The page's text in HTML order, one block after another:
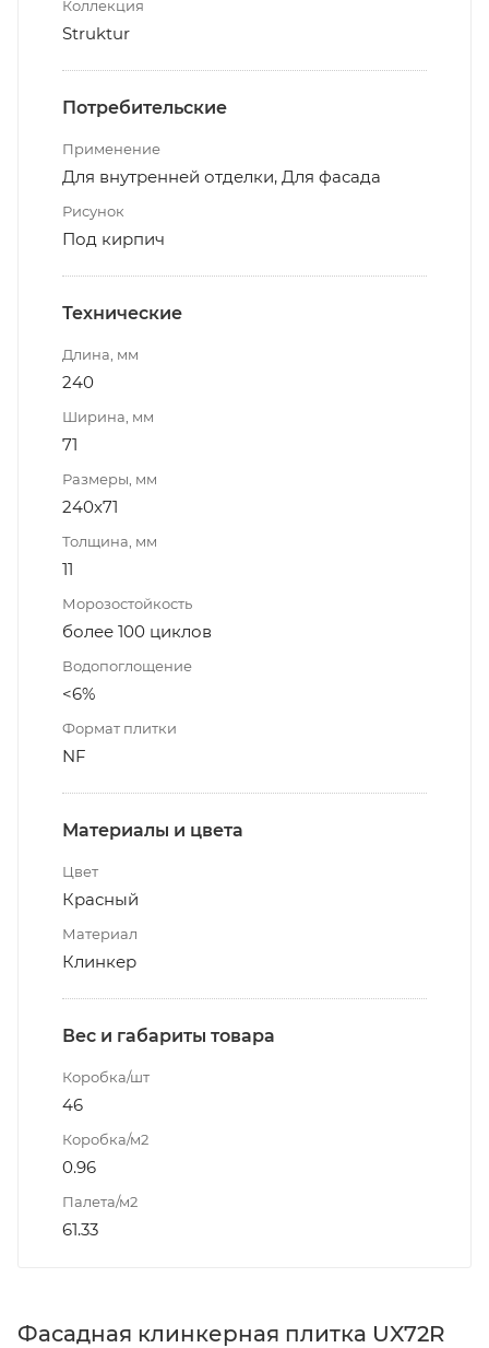
Коллекция
Struktur
Потребительские
Применение
Для внутренней отделки, Для фасада
Рисунок
Под кирпич
Технические
Длина, мм
240
Ширина, мм
71
Размеры, мм
240x71
Толщина, мм
11
Морозостойкость
более 100 циклов
Водопоглощение
<6%
Формат плитки
NF
Материалы и цвета
Цвет
Красный
Материал
Клинкер
Вес и габариты товара
Коробка/шт
46
Коробка/м2
0.96
Палета/м2
61.33
Фасадная клинкерная плитка UX72R